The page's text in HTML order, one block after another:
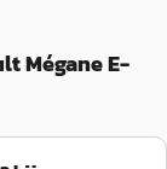
Mégane E-